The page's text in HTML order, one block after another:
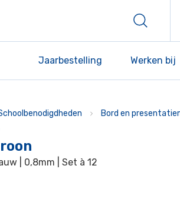
Jaarbestelling Werken bij
Bord en
| 0,8mm | Set à 12